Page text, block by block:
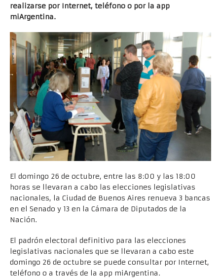
realizarse por Internet, teléfono o por la app
miArgentina.
El domingo 26 de octubre, entre las 8:00 y las 18:00
horas se llevaran a cabo las elecciones legislativas
nacionales, la Ciudad de Buenos Aires renueva 3 bancas
en el Senado y 13 en la Cámara de Diputados de la
Nación.
El padrón electoral definitivo para las elecciones
legislativas nacionales que se llevaran a cabo este
domingo 26 de octubre se puede consultar por Internet,
teléfono o a través de la app miArgentina.